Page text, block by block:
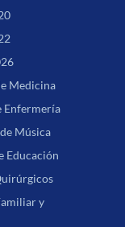
Medicina
Enfermería
Música
Educación
y